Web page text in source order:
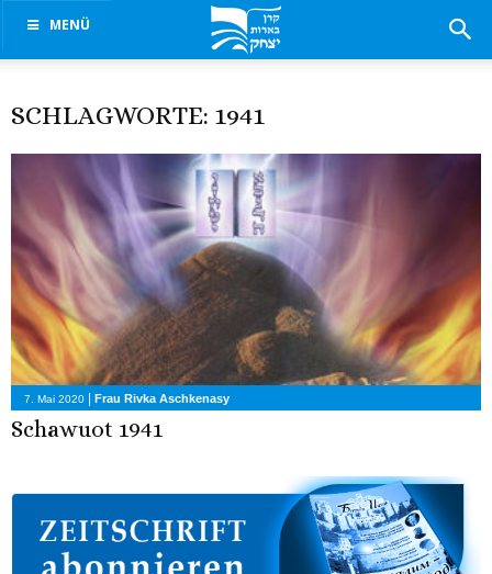
MENÜ
SCHLAGWORTE: 1941
7. Mai 2020 Frau Rivka Aschkenasy
Schawuot 1941